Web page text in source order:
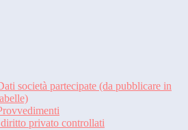
società partecipate (da pubblicare in
privato controllati